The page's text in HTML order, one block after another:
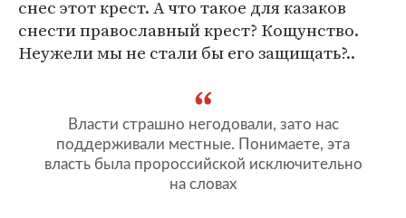
снес этот крест. А что такое для казаков
снести православный крест? Кощунство.
Неужели мы не стали бы его защищать?..
Власти страшно негодовали, зато нас
поддерживали местные. Понимаете, эта
власть была пророссийской исключительно
на словах